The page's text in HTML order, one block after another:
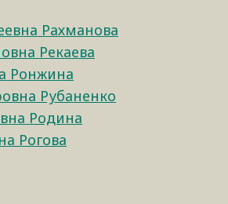
Рахманова
Рекаева
Ронжина
Рубаненко
Родина
Рогова